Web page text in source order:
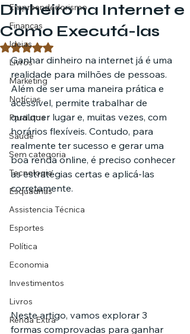
Empreendedorismo
Finanças
Ideias
Livros
Marketing
Notícias
Pordutos
Saúde
Sem categoria
Tecnologia
Esquadrias
Assistencia Técnica
Esportes
Política
Economia
Investimentos
Livros
Renda Extra
Dinheiro na Internet e
Como Executá-las
Avaliado com NaN de 5 estrelas.
Ganhar dinheiro na internet já é uma
realidade para milhões de pessoas.
Além de ser uma maneira prática e
acessível, permite trabalhar de
qualquer lugar e, muitas vezes, com
horários flexíveis. Contudo, para
realmente ter sucesso e gerar uma
boa renda online, é preciso conhecer
as estratégias certas e aplicá-las
corretamente.
Neste artigo, vamos explorar 3
formas comprovadas para ganhar